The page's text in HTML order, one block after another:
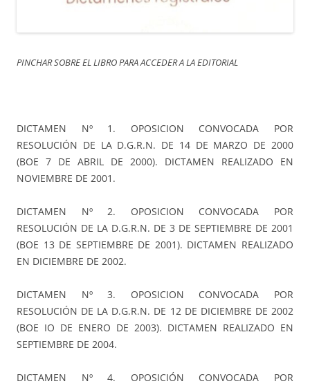
PINCHAR SOBRE EL LIBRO PARA ACCEDER A LA EDITORIAL
DICTAMEN Nº 1. OPOSICION CONVOCADA POR
RESOLUCIÓN DE LA D.G.R.N. DE 14 DE MARZO DE 2000
(BOE 7 DE ABRIL DE 2000). DICTAMEN REALIZADO EN
NOVIEMBRE DE 2001.
DICTAMEN Nº 2. OPOSICION CONVOCADA POR
RESOLUCIÓN DE LA D.G.R.N. DE 3 DE SEPTIEMBRE DE 2001
(BOE 13 DE SEPTIEMBRE DE 2001). DICTAMEN REALIZADO
EN DICIEMBRE DE 2002.
DICTAMEN Nº 3. OPOSICION CONVOCADA POR
RESOLUCIÓN DE LA D.G.R.N. DE 12 DE DICIEMBRE DE 2002
(BOE IO DE ENERO DE 2003). DICTAMEN REALIZADO EN
SEPTIEMBRE DE 2004.
DICTAMEN Nº 4. OPOSICIÓN CONVOCADA POR